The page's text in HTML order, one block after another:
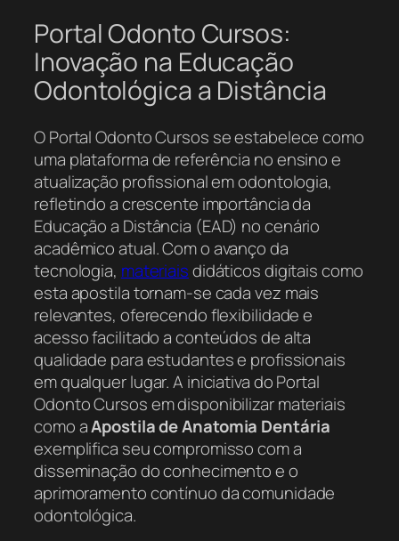
Portal Odonto Cursos:
Inovação na Educação
Odontológica a Distância
O Portal Odonto Cursos se estabelece como
uma plataforma de referência no ensino e
atualização profissional em odontologia,
refletindo a crescente importância da
Educação a Distância (EAD) no cenário
acadêmico atual. Com o avanço da
tecnologia, materiaisdidáticos digitais como
esta apostila tornam-se cada vez mais
relevantes, oferecendo flexibilidade e
acesso facilitado a conteúdos de alta
qualidade para estudantes e profissionais
em qualquer lugar. A iniciativa do Portal
Odonto Cursos em disponibilizar materiais
como aApostila de Anatomia Dentária
exemplifica seu compromisso com a
disseminação do conhecimento e o
aprimoramento contínuo da comunidade
odontológica.